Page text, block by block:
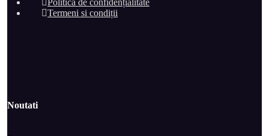
Termeni si condiții
Noutati